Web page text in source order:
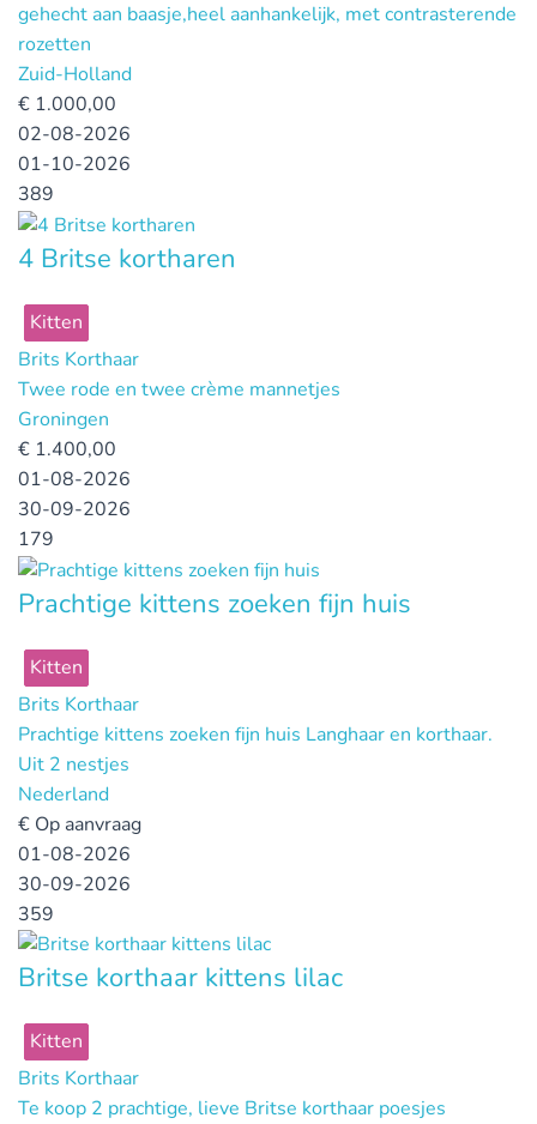
gehecht aan baasje,heel aanhankelijk, met contrasterende
rozetten
Zuid-Holland
€ 1.000,00
02-08-2026
01-10-2026
389
4 Britse kortharen
Kitten
Brits Korthaar
Twee rode en twee crème mannetjes
Groningen
€ 1.400,00
01-08-2026
30-09-2026
179
Prachtige kittens zoeken fijn huis
Kitten
Brits Korthaar
Prachtige kittens zoeken fijn huis Langhaar en korthaar.
Uit 2 nestjes
Nederland
€ Op aanvraag
01-08-2026
30-09-2026
359
Britse korthaar kittens lilac
Kitten
Brits Korthaar
Te koop 2 prachtige, lieve Britse korthaar poesjes